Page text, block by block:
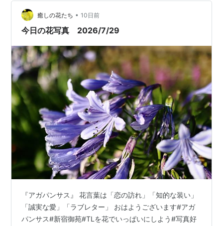
癒しの花たち • 10日前
今日の花写真 2026/7/29
『アガパンサス』 花言葉は「恋の訪れ」「知的な装い」
「誠実な愛」「ラブレター」 おはようございます#アガ
パンサス#新宿御苑#TLを花でいっぱいにしよう#写真好